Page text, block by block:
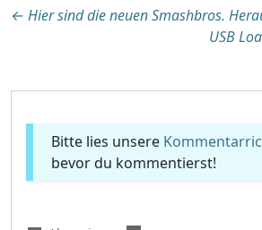
Beitragsnavigation
← Hier sind die neuen Smashbros.
USB
Bitte lies unsere
bevor du kommentierst!